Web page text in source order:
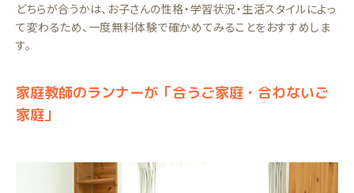
どちらが合うかは、お子さんの性格・学習状況・生活スタイルによっ
て変わるため、一度無料体験で確かめてみることをおすすめしま
す。
家庭教師のランナーが「合うご家庭・合わないご
家庭」